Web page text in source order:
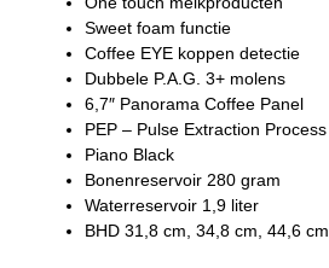
Sweet foam functie
Coffee EYE koppen detectie
Dubbele P.A.G. 3+ molens
6,7″ Panorama Coffee Panel
PEP – Pulse Extraction Process
Piano Black
Bonenreservoir 280 gram
Waterreservoir 1,9 liter
BHD 31,8 cm, 34,8 cm, 44,6 cm